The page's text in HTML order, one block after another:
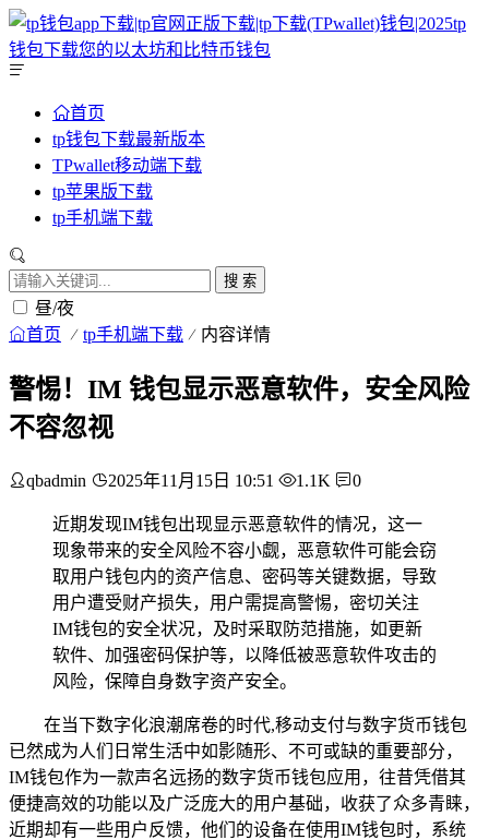
首页
tp钱包下载最新版本
TPwallet移动端下载
tp苹果版下载
tp手机端下载
搜 索
昼/夜
首页 tp手机端下载 内容详情
警惕！IM 钱包显示恶意软件，安全风险
不容忽视
qbadmin 2025年11月15日 10:51 1.1K 0
近期发现IM钱包出现显示恶意软件的情况，这一
现象带来的安全风险不容小觑，恶意软件可能会窃
取用户钱包内的资产信息、密码等关键数据，导致
用户遭受财产损失，用户需提高警惕，密切关注
IM钱包的安全状况，及时采取防范措施，如更新
软件、加强密码保护等，以降低被恶意软件攻击的
风险，保障自身数字资产安全。
在当下数字化浪潮席卷的时代,移动支付与数字货币钱包
已然成为人们日常生活中如影随形、不可或缺的重要部分，
IM钱包作为一款声名远扬的数字货币钱包应用，往昔凭借其
便捷高效的功能以及广泛庞大的用户基础，收获了众多青睐，
近期却有一些用户反馈，他们的设备在使用IM钱包时，系统